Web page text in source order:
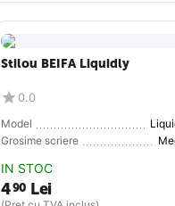
Stilou BEIFA Liquidly
0.0
Model
Grosime scriere
IN STOC
490 Lei